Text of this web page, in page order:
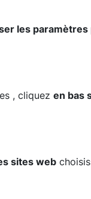
les
, cliquez en bas
sites web